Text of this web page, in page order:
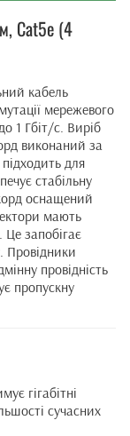
Cat5e (4
кабель
мережевого
1 Гбіт/с. Виріб
виконаний за
для
стабільну
оснащений
мають
запобігає
Провідники
провідність
пропускну
гігабітні
сучасних